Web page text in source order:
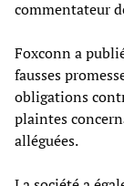
commentateur
Foxconn a
fausses
obligations
plaintes
alléguées.